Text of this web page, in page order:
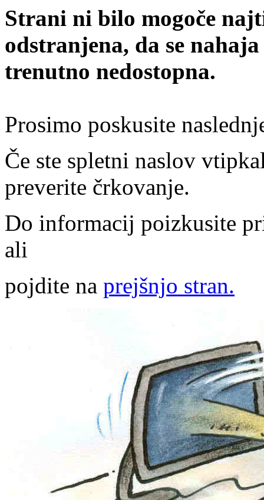
Strani ni bilo mogoče
odstranjena, da se
trenutno nedostopna.
Prosimo poskusite
Če ste spletni naslov
preverite črkovanje.
Do informacij poizkusite
ali
pojdite na prejšnjo stran.